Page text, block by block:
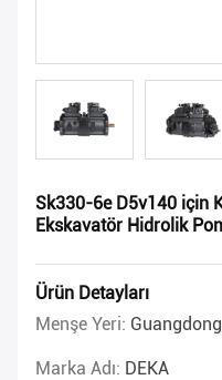
Sk330-6e D5v140 için
Ekskavatör Hidrolik
Ürün Detayları
Menşe Yeri:
Marka Adı: DEKA